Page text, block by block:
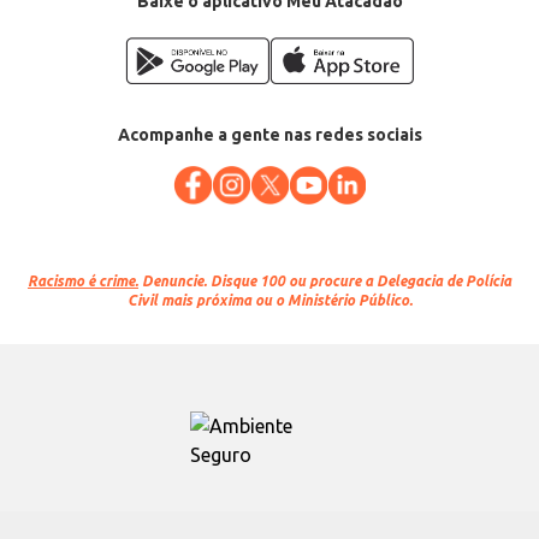
Acompanhe a gente nas redes sociais
Racismo é crime. Denuncie. Disque 100 ou procure a Delegacia de Polícia
Civil mais próxima ou o Ministério Público.